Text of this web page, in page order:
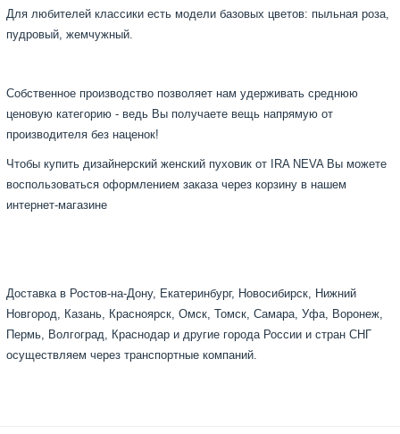
Для любителей классики есть модели базовых цветов: пыльная роза,
пудровый, жемчужный.
Собственное производство позволяет нам удерживать среднюю
ценовую категорию - ведь Вы получаете вещь напрямую от
производителя без наценок!
Чтобы купить дизайнерский женский пуховик от IRA NEVA Вы можете
воспользоваться оформлением заказа через корзину в нашем
интернет-магазине
Доставка в Ростов-на-Дону, Екатеринбург, Новосибирск, Нижний
Новгород, Казань, Красноярск, Омск, Томск, Самара, Уфа, Воронеж,
Пермь, Волгоград, Краснодар и другие города России и стран СНГ
осуществляем через транспортные компаний.